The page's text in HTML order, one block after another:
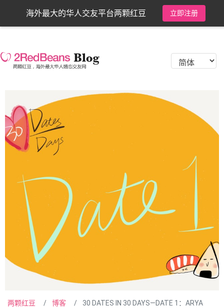
海外最大的华人交友平台两颗红豆 立即注册
两颗红豆 博客 30 DATES IN 30 DAYS—DATE 1：ARYA